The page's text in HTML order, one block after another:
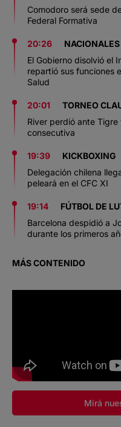
Comodoro será sede
Federal Formativa
20:26
NACIONALES
El Gobierno disolvió el
repartió sus funciones
Salud
20:01
TORNEO
River perdió ante
consecutiva
19:39
KICKBOXING
Delegación chilena
peleará en el CFC XI
19:14
FÚTBOL DE
Barcelona despidió a
durante los primeros
MÁS CONTENIDO
Mirá